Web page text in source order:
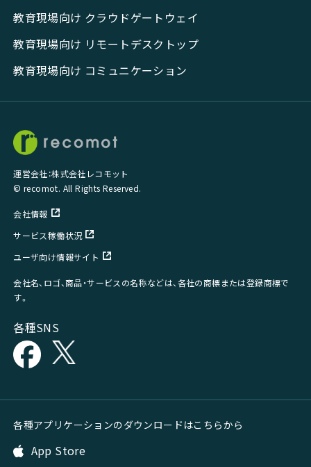
教育現場向け クラウドゲートウェイ
教育現場向け リモートデスクトップ
教育現場向け コミュニケーション
運営会社：株式会社レコモット
© recomot. All Rights Reserved.
会社情報
サービス稼働状況
ユーザ向け情報サイト
会社名、ロゴ、商品・サービスの名称などは、各社の商標または登録商標で
す。
各種SNS
各種アプリケーションのダウンロードはこちらから
App Store